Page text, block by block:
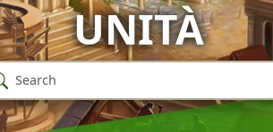
UNITÀ